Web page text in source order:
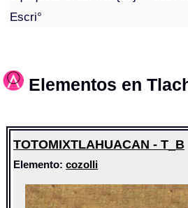
Escri°
Elementos en
TOTOMIXTLAHUACAN - T_B
Elemento:cozolli